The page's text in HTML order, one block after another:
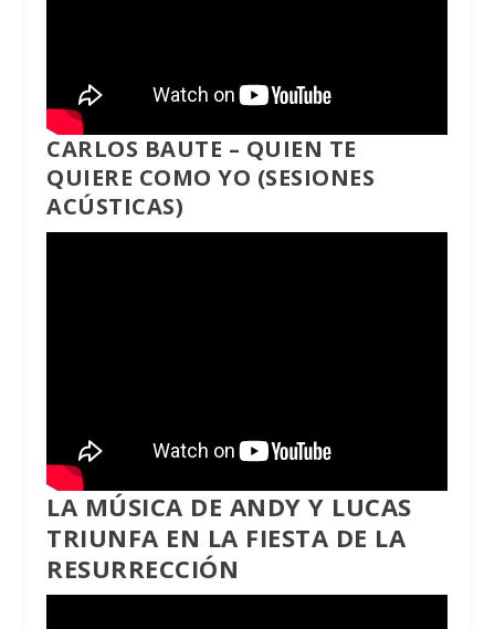
CARLOS BAUTE – QUIEN TE
QUIERE COMO YO (SESIONES
ACÚSTICAS)
LA MÚSICA DE ANDY Y LUCAS
TRIUNFA EN LA FIESTA DE LA
RESURRECCIÓN